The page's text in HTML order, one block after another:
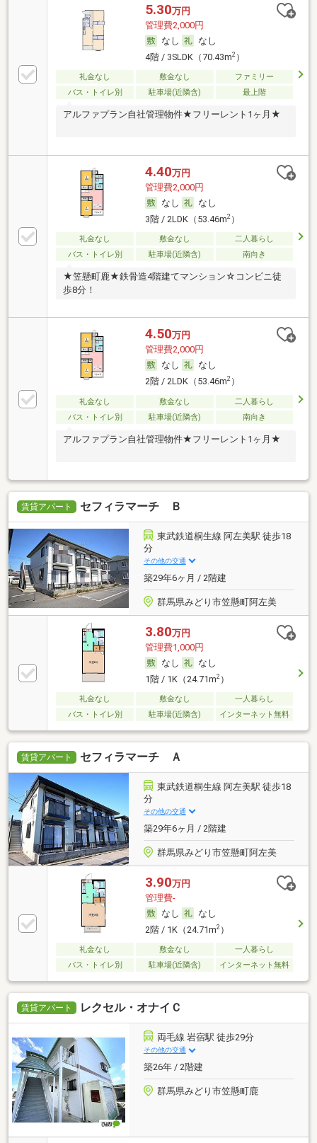
5.30万円
管理費2,000円
なし
なし
4階 / 3SLDK（70.43m2）
礼金なし 敷金なし
ファミリー
バス・トイレ別
駐車場(近隣含) 最上階
アルファプラン自社管理物件★フリーレント1ヶ月★
4.40万円
管理費2,000円
なし
なし
3階 / 2LDK（53.46m2）
礼金なし 敷金なし
二人暮らし
バス・トイレ別
駐車場(近隣含) 南向き
★笠懸町鹿★鉄骨造4階建てマンション☆コンビニ徒
歩8分！
4.50万円
管理費2,000円
なし
なし
2階 / 2LDK（53.46m2）
礼金なし 敷金なし
二人暮らし
バス・トイレ別
駐車場(近隣含) 南向き
アルファプラン自社管理物件★フリーレント1ヶ月★
賃貸アパート セフィラマーチ Ｂ
東武鉄道桐生線 阿左美駅 徒歩18
分
その他の交通
築29年6ヶ月 / 2階建
群馬県みどり市笠懸町阿左美
3.80万円
管理費1,000円
なし
なし
1階 / 1K（24.71m2）
礼金なし 敷金なし
一人暮らし
バス・トイレ別
駐車場(近隣含) インターネット無料
賃貸アパート セフィラマーチ Ａ
東武鉄道桐生線 阿左美駅 徒歩18
分
その他の交通
築29年6ヶ月 / 2階建
群馬県みどり市笠懸町阿左美
3.90万円
管理費-
なし
なし
2階 / 1K（24.71m2）
礼金なし 敷金なし
一人暮らし
バス・トイレ別
駐車場(近隣含) インターネット無料
賃貸アパート レクセル・オナイＣ
両毛線 岩宿駅 徒歩29分
その他の交通
築26年 / 2階建
群馬県みどり市笠懸町鹿